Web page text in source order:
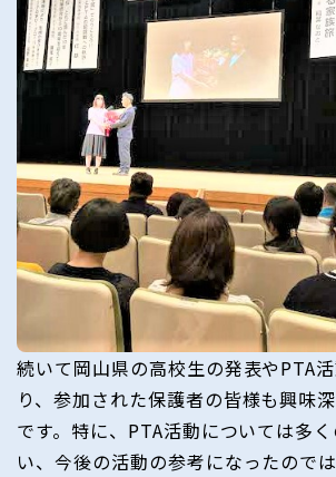
続いて岡山県の高校生の発表やPTA
り、参加された保護者の皆様も興味
です。特に、PTA活動については多
い、今後の活動の参考になったので